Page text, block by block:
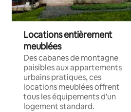
Locations entièrement
meublées
Des cabanes de montagne
paisibles aux appartements
urbains pratiques, ces
locations meublées offrent
tous les équipements d'un
logement standard.